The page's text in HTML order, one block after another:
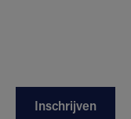
Inschrijven